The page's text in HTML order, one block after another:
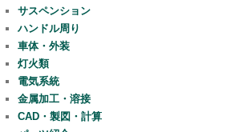
サスペンション
ハンドル周り
車体・外装
灯火類
電気系統
金属加工・溶接
CAD・製図・計算